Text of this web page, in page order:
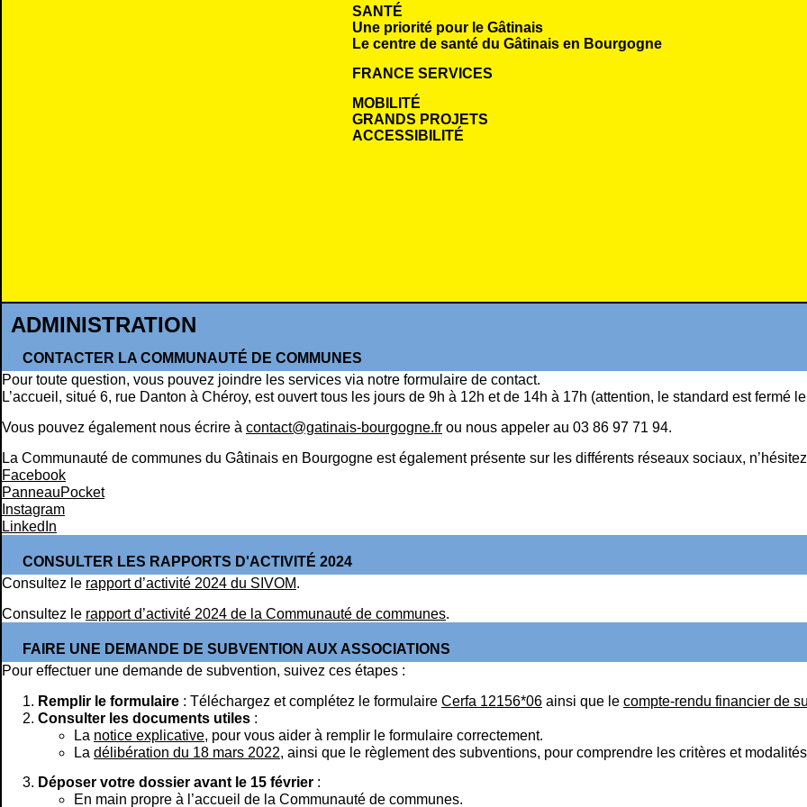
SANTÉ
Une priorité pour le Gâtinais
Le centre de santé du Gâtinais en Bourgogne
FRANCE SERVICES
MOBILITÉ
GRANDS PROJETS
ACCESSIBILITÉ
ADMINISTRATION
CONTACTER LA COMMUNAUTÉ DE COMMUNES
Pour toute question, vous pouvez joindre les services via notre formulaire de contact.
L’accueil, situé 6, rue Danton à Chéroy, est ouvert tous les jours de 9h à 12h et de 14h à 17h (attention, le standard est fermé
Vous pouvez également nous écrire à contact@gatinais-bourgogne.fr ou nous appeler au 03 86 97 71 94.
La Communauté de communes du Gâtinais en Bourgogne est également présente sur les différents réseaux sociaux,
Facebook
PanneauPocket
Instagram
LinkedIn
CONSULTER LES RAPPORTS D'ACTIVITÉ 2024
Consultez le rapport d’activité 2024 du SIVOM.
Consultez le rapport d’activité 2024 de la Communauté de communes.
FAIRE UNE DEMANDE DE SUBVENTION AUX ASSOCIATIONS
Pour effectuer une demande de subvention, suivez ces étapes :
Remplir le formulaire : Téléchargez et complétez le formulaire Cerfa 12156*06 ainsi que le compte-rendu financier de
Consulter les documents utiles :
La notice explicative, pour vous aider à remplir le formulaire correctement.
La délibération du 18 mars 2022, ainsi que le règlement des subventions, pour comprendre les critères et modalités
Déposer votre dossier avant le 15 février :
En main propre à l’accueil de la Communauté de communes.